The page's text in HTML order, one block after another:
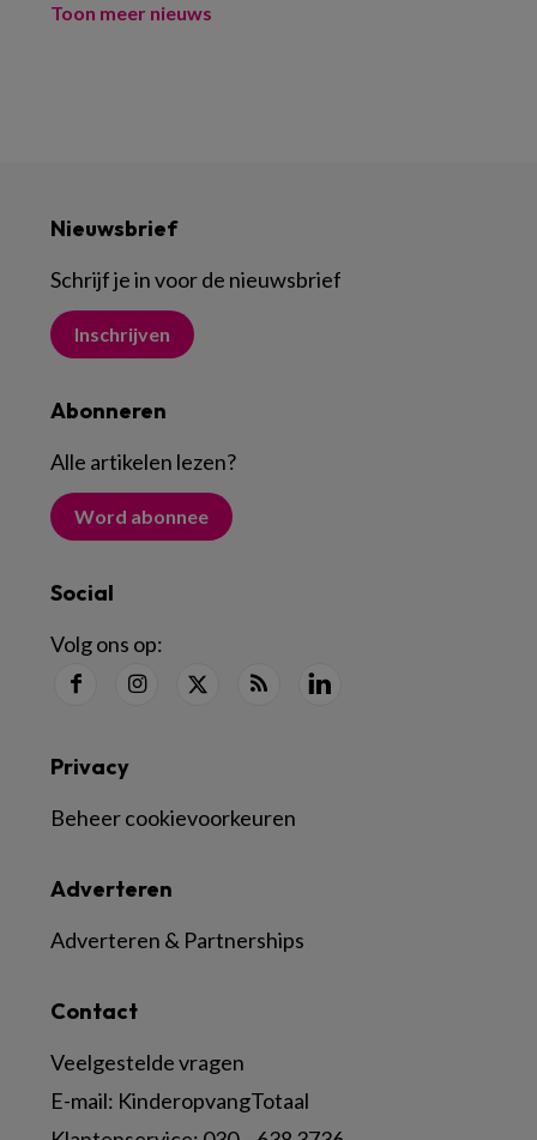
Toon meer nieuws
Nieuwsbrief
Schrijf je in voor de nieuwsbrief
Inschrijven
Abonneren
Alle artikelen lezen?
Word abonnee
Social
Volg ons op:
Contact
Veelgestelde vragen
E-mail: KinderopvangTotaal
Adverteren
Adverteren & Partnerships
Privacy
Beheer cookievoorkeuren